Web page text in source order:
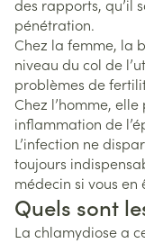
des rapports, qu’il
pénétration.
Chez la femme, la
niveau du col de
problèmes de
Chez l’homme,
inflammation de
L’infection ne
toujours
médecin si vous en
Quels sont
La chlamydiose a